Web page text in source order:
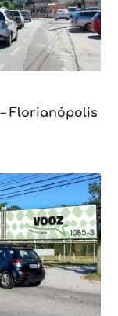
Florianópolis